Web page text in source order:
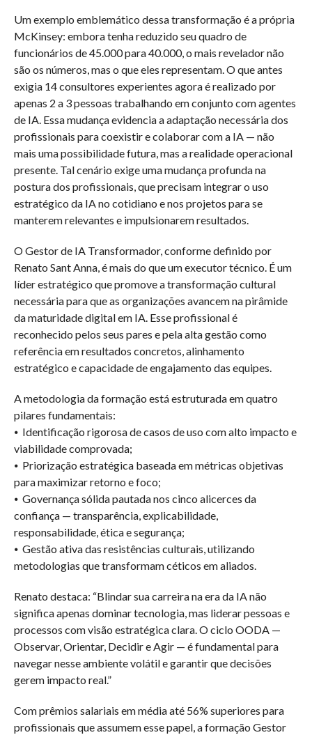
Um exemplo emblemático dessa transformação é a própria
McKinsey: embora tenha reduzido seu quadro de
funcionários de 45.000 para 40.000, o mais revelador não
são os números, mas o que eles representam. O que antes
exigia 14 consultores experientes agora é realizado por
apenas 2 a 3 pessoas trabalhando em conjunto com agentes
de IA. Essa mudança evidencia a adaptação necessária dos
profissionais para coexistir e colaborar com a IA — não
mais uma possibilidade futura, mas a realidade operacional
presente. Tal cenário exige uma mudança profunda na
postura dos profissionais, que precisam integrar o uso
estratégico da IA no cotidiano e nos projetos para se
manterem relevantes e impulsionarem resultados.
O Gestor de IA Transformador, conforme definido por
Renato Sant Anna, é mais do que um executor técnico. É um
líder estratégico que promove a transformação cultural
necessária para que as organizações avancem na pirâmide
da maturidade digital em IA. Esse profissional é
reconhecido pelos seus pares e pela alta gestão como
referência em resultados concretos, alinhamento
estratégico e capacidade de engajamento das equipes.
A metodologia da formação está estruturada em quatro
pilares fundamentais:
⦁ Identificação rigorosa de casos de uso com alto impacto e
viabilidade comprovada;
⦁ Priorização estratégica baseada em métricas objetivas
para maximizar retorno e foco;
⦁ Governança sólida pautada nos cinco alicerces da
confiança — transparência, explicabilidade,
responsabilidade, ética e segurança;
⦁ Gestão ativa das resistências culturais, utilizando
metodologias que transformam céticos em aliados.
Renato destaca: “Blindar sua carreira na era da IA não
significa apenas dominar tecnologia, mas liderar pessoas e
processos com visão estratégica clara. O ciclo OODA —
Observar, Orientar, Decidir e Agir — é fundamental para
navegar nesse ambiente volátil e garantir que decisões
gerem impacto real.”
Com prêmios salariais em média até 56% superiores para
profissionais que assumem esse papel, a formação Gestor